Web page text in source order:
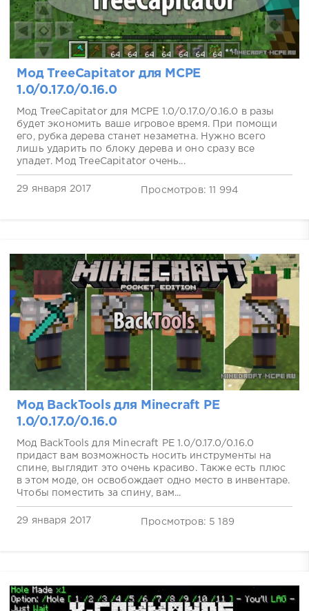
Мод TreeCapitator для MCPE
1.0/0.17.0/0.16.0
Мод TreeCapitator для MCPE 1.0/0.17.0/0.16.0 в разы
будет экономить ваше игровое время. При помощи
его, рубка дерева станет незаметна. Нужно всего
лишь ударить по блоку дерева и оно сразу все
упадет. Мод TreeCapitator очень...
29 января 2017 Просмотров: 11 994
Мод BackTools для Minecraft PE
1.0/0.17.0/0.16.0
Мод BackTools для Minecraft PE 1.0/0.17.0/0.16.0
придаст вам возможность носить инструменты на
спине, выглядит это очень красиво. Также есть плюс
в этом моде, он освобождает одно место в инвентаре.
Чтобы поместить за спину, вам...
29 января 2017 Просмотров: 5 189